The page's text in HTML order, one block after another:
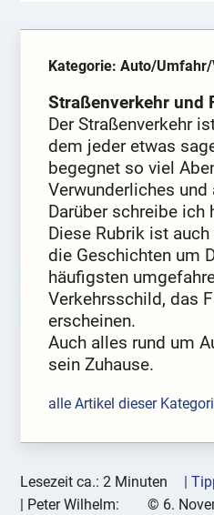
Kategorie: Auto/
Straßenverkehr und
Der Straßenverkehr
dem jeder etwas
begegnet so viel
Verwunderliches und
Darüber schreibe ich
Diese Rubrik ist
die Geschichten um
häufigsten
Verkehrsschild, das
erscheinen.
Auch alles rund um
sein Zuhause.
alle Artikel dieser
Lesezeit ca.: 2 Minuten
|
Peter Wilhelm: © 6.